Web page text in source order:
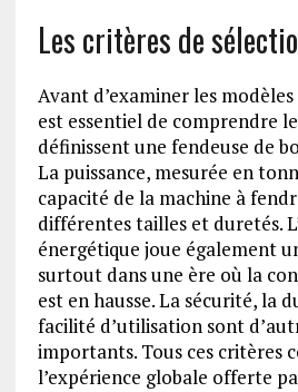
Les critères de
Avant d’examiner les
est essentiel de comprendre
définissent une fendeuse de
La puissance, mesurée en
capacité de la machine à
différentes tailles et duretés.
énergétique joue également
surtout dans une ère où la
est en hausse. La sécurité, la
facilité d’utilisation sont
importants. Tous ces critères
l’expérience globale offerte